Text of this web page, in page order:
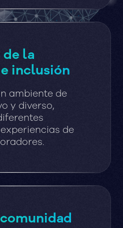
la
inclusión
ambiente de
y diverso,
de